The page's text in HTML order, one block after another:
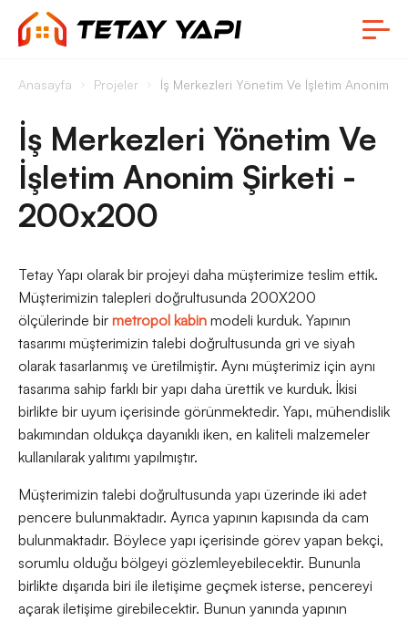
Anasayfa Projeler İş Merkezleri Yönetim Ve İşletim Anonim
İş Merkezleri Yönetim Ve
İşletim Anonim Şirketi -
200x200
Tetay Yapı olarak bir projeyi daha müşterimize teslim ettik.
Müşterimizin talepleri doğrultusunda 200X200
ölçülerinde bir metropol kabin modeli kurduk. Yapının
tasarımı müşterimizin talebi doğrultusunda gri ve siyah
olarak tasarlanmış ve üretilmiştir. Aynı müşterimiz için aynı
tasarıma sahip farklı bir yapı daha ürettik ve kurduk. İkisi
birlikte bir uyum içerisinde görünmektedir. Yapı, mühendislik
bakımından oldukça dayanıklı iken, en kaliteli malzemeler
kullanılarak yalıtımı yapılmıştır.
Müşterimizin talebi doğrultusunda yapı üzerinde iki adet
pencere bulunmaktadır. Ayrıca yapının kapısında da cam
bulunmaktadır. Böylece yapı içerisinde görev yapan bekçi,
sorumlu olduğu bölgeyi gözlemleyebilecektir. Bununla
birlikte dışarıda biri ile iletişime geçmek isterse, pencereyi
açarak iletişime girebilecektir. Bunun yanında yapının